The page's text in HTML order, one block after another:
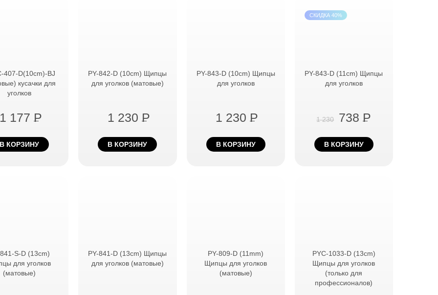
животных
407-D(10cm)-BJ
кусачки для
уголков
1 177 P
В КОРЗИНУ
PY-842-D (10cm) Щипцы
для уголков (матовые)
1 230 P
В КОРЗИНУ
PY-843-D (10cm) Щипцы
для уголков
1 230 P
В КОРЗИНУ
СКИДКА 40%
PY-843-D (11cm) Щипцы
для уголков
1 230 738 P
В КОРЗИНУ
S-D (13cm)
для уголков
(матовые)
PY-841-D (13cm) Щипцы
для уголков (матовые)
PY-809-D (11mm)
Щипцы для уголков
(матовые)
PYC-1033-D (13cm)
Щипцы для уголков
(только для
профессионалов)